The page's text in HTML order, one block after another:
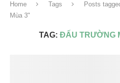
Home Tags
Posts
Mùa 3"
TAG: ĐẤU TRƯỜNG